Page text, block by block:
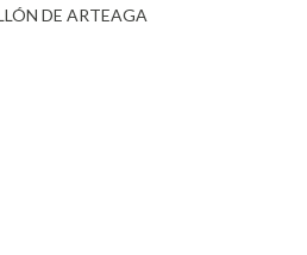
DE ARTEAGA